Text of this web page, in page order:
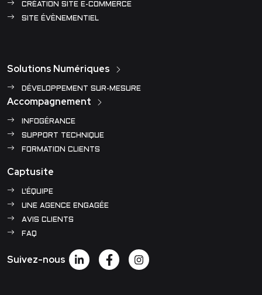
CRÉATION SITE E-COMMERCE
SITE ÉVÈNEMENTIEL
Solutions Numériques
DÉVELOPPEMENT SUR-MESURE
Accompagnement
INFOGÉRANCE
SUPPORT TECHNIQUE
FORMATION CLIENTS
Captusite
L'ÉQUIPE
UNE AGENCE ENGAGÉE
AVIS CLIENTS
FAQ
Suivez-nous